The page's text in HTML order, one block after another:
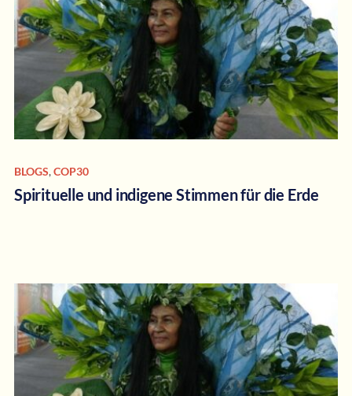
BLOGS,COP30
Spirituelle und indigene Stimmen für die Erde